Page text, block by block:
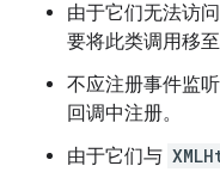
由于它们无法访
要将此类调用移
不应注册事件监
回调中注册。
由于它们与